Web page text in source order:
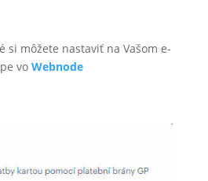
si môžete nastaviť na Vašom e-
vo Webnode